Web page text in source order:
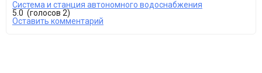
Система и станция автономного водоснабжения
5.0 (голосов 2)
Оставить комментарий